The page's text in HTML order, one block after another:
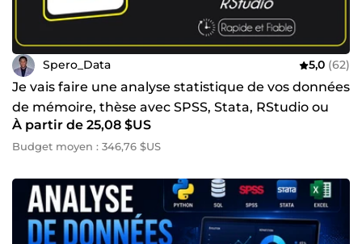
Spero_Data 5,0 (62)
Je vais faire une analyse statistique de vos données
de mémoire, thèse avec SPSS, Stata, RStudio ou
Python
À partir de 25,08 $US
Budget moyen : 346,76 $US